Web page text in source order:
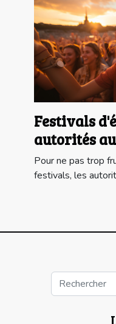
Festivals
autorités
spectacles
assises au
Pour ne pas trop
festivals, les